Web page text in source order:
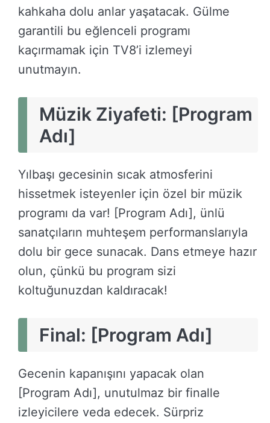
kahkaha dolu anlar yaşatacak. Gülme
garantili bu eğlenceli programı
kaçırmamak için TV8’i izlemeyi
unutmayın.
Müzik Ziyafeti: [Program
Adı]
Yılbaşı gecesinin sıcak atmosferini
hissetmek isteyenler için özel bir müzik
programı da var! [Program Adı], ünlü
sanatçıların muhteşem performanslarıyla
dolu bir gece sunacak. Dans etmeye hazır
olun, çünkü bu program sizi
koltuğunuzdan kaldıracak!
Final: [Program Adı]
Gecenin kapanışını yapacak olan
[Program Adı], unutulmaz bir finalle
izleyicilere veda edecek. Sürpriz